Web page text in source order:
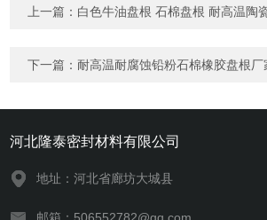
上一篇： 白色牛油盘根 石棉盘根 耐高温陶
下一篇： 耐高温耐腐蚀铅粉石棉橡胶盘根厂
河北隆泰密封材料有限公司
地址：河北省廊坊大城县